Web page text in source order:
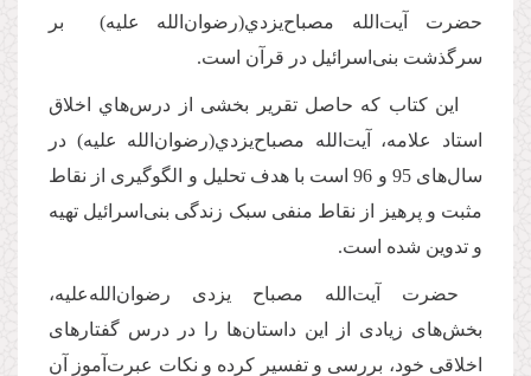
حضرت آيت‌الله مصباح‌يزدي(رضوان‌الله علیه) بر
سرگذشت بنی‌اسرائیل در قرآن است.
این کتاب که حاصل تقرير بخشی از درس‌هاي اخلاق
استاد علامه، آيت‌الله مصباح‌يزدي(رضوان‌الله علیه) در
سال‌های 95 و 96 است با هدف تحلیل و الگوگیری از نقاط
مثبت و پرهیز از نقاط منفی سبک زندگی بنی‌اسرائیل تهیه
و تدوین شده است.
حضرت آیت‌الله مصباح یزدی رضوان‌الله‌علیه،
بخش‌های زیادی از این داستان‌ها را در درس گفتارهای
اخلاقی خود، بررسی و تفسیر کرده و نکات عبرت‌آموز آن